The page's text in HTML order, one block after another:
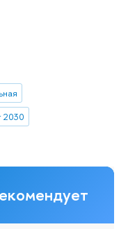
2030